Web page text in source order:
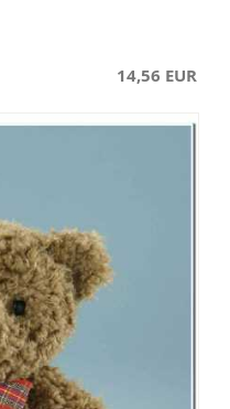
14,56 EUR